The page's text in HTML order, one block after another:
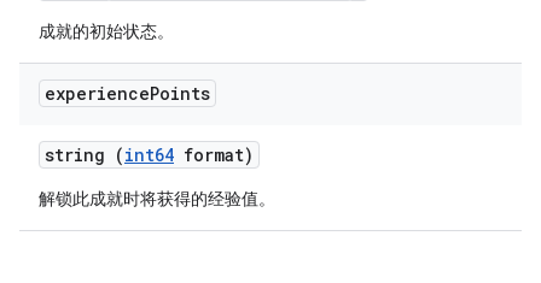
成就的初始状态。
experiencePoints
string (int64 format)
解锁此成就时将获得的经验值。